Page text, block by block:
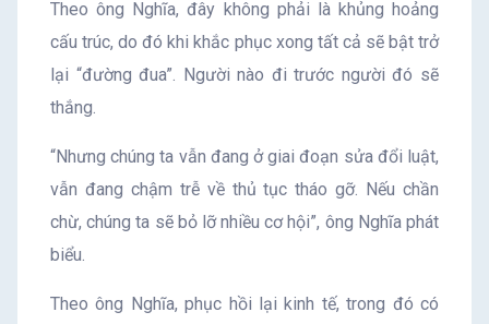
Theo ông Nghĩa, đây không phải là khủng hoảng
cấu trúc, do đó khi khắc phục xong tất cả sẽ bật trở
lại “đường đua”. Người nào đi trước người đó sẽ
thắng.
“Nhưng chúng ta vẫn đang ở giai đoạn sửa đổi luật,
vẫn đang chậm trễ về thủ tục tháo gỡ. Nếu chần
chừ, chúng ta sẽ bỏ lỡ nhiều cơ hội”, ông Nghĩa phát
biểu.
Theo ông Nghĩa, phục hồi lại kinh tế, trong đó có